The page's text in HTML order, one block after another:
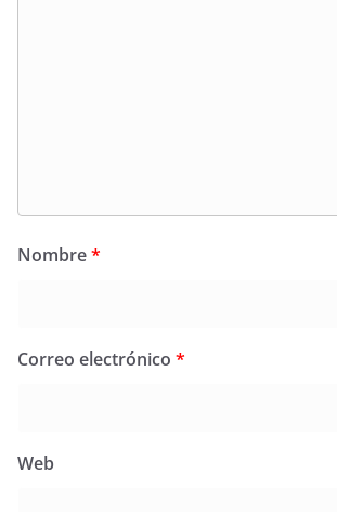
Nombre*
Correo electrónico *
Web